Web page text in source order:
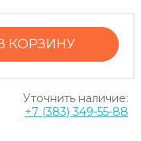
КОРЗИНУ
Уточнить наличие:
+7 (383) 349-55-88